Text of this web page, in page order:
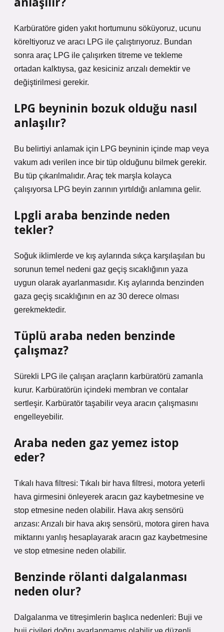
Karbüratöre giden yakıt hortumunu söküyoruz, ucunu
köreltiyoruz ve aracı LPG ile çalıştırıyoruz. Bundan
sonra araç LPG ile çalışırken titreme ve tekleme
ortadan kalktıysa, gaz kesiciniz arızalı demektir ve
değiştirilmesi gerekir.
LPG beyninin bozuk olduğu nasıl
anlaşılır?
Bu belirtiyi anlamak için LPG beyninin içinde map veya
vakum adı verilen ince bir tüp olduğunu bilmek gerekir.
Bu tüp çıkarılmalıdır. Araç tek marşla kolayca
çalışıyorsa LPG beyin zarının yırtıldığı anlamına gelir.
Lpgli araba benzinde neden
tekler?
Soğuk iklimlerde ve kış aylarında sıkça karşılaşılan bu
sorunun temel nedeni gaz geçiş sıcaklığının yaza
uygun olarak ayarlanmasıdır. Kış aylarında benzinden
gaza geçiş sıcaklığının en az 30 derece olması
gerekmektedir.
Tüplü araba neden benzinde
çalışmaz?
Sürekli LPG ile çalışan araçların karbüratörü zamanla
kurur. Karbüratörün içindeki membran ve contalar
sertleşir. Karbüratör taşabilir veya aracın çalışmasını
engelleyebilir.
Araba neden gaz yemez istop
eder?
Tıkalı hava filtresi: Tıkalı bir hava filtresi, motora yeterli
hava girmesini önleyerek aracın gaz kaybetmesine ve
stop etmesine neden olabilir. Hava akış sensörü
arızası: Arızalı bir hava akış sensörü, motora giren hava
miktarını yanlış hesaplayarak aracın gaz kaybetmesine
ve stop etmesine neden olabilir.
Benzinde rölanti dalgalanması
neden olur?
Dalgalanma ve titreşimlerin başlıca nedenleri: Buji ve